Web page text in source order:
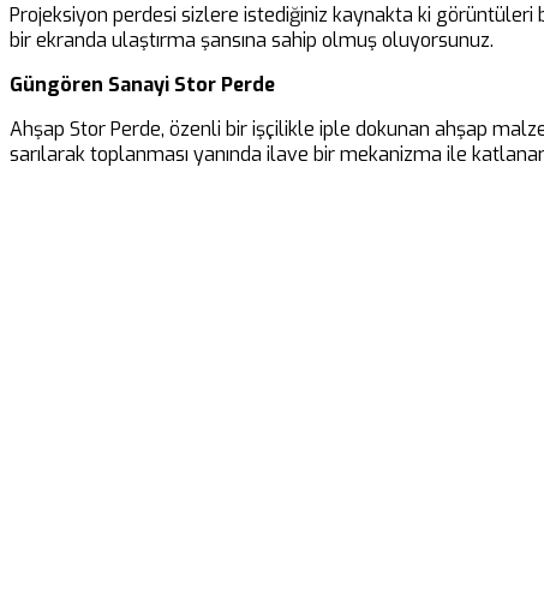
Projeksiyon perdesi sizlere istediğiniz kaynakta ki
bir ekranda ulaştırma şansına sahip olmuş oluyorsunuz.
Güngören Sanayi Stor Perde
Ahşap Stor Perde, özenli bir işçilikle iple dokunan ahşap
sarılarak toplanması yanında ilave bir mekanizma ile